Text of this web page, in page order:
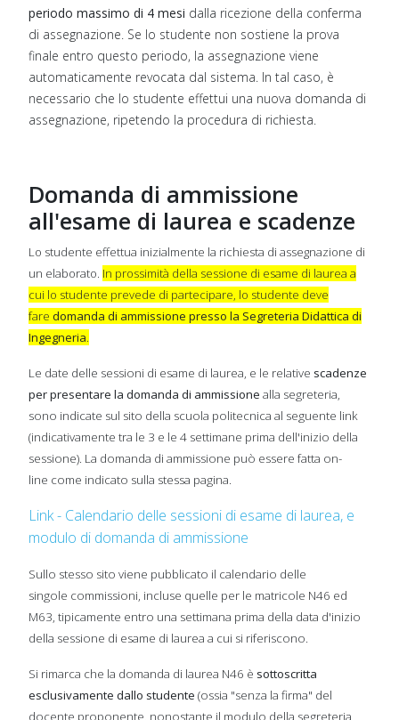
periodo massimo di 4 mesi dalla ricezione della conferma
di assegnazione. Se lo studente non sostiene la prova
finale entro questo periodo, la assegnazione viene
automaticamente revocata dal sistema. In tal caso, è
necessario che lo studente effettui una nuova domanda di
assegnazione, ripetendo la procedura di richiesta.
Domanda di ammissione
all'esame di laurea e scadenze
Lo studente effettua inizialmente la richiesta di assegnazione di
un elaborato. In prossimità della sessione di esame di laurea a
cui lo studente prevede di partecipare, lo studente deve
fare domanda di ammissione presso la Segreteria Didattica di
Ingegneria.
Le date delle sessioni di esame di laurea, e le relative scadenze
per presentare la domanda di ammissione alla segreteria,
sono indicate sul sito della scuola politecnica al seguente link
(indicativamente tra le 3 e le 4 settimane prima dell'inizio della
sessione). La domanda di ammissione può essere fatta on-
line come indicato sulla stessa pagina.
Link - Calendario delle sessioni di esame di laurea, e
modulo di domanda di ammissione
Sullo stesso sito viene pubblicato il calendario delle
singole commissioni, incluse quelle per le matricole N46 ed
M63, tipicamente entro una settimana prima della data d'inizio
della sessione di esame di laurea a cui si riferiscono.
Si rimarca che la domanda di laurea N46 è sottoscritta
esclusivamente dallo studente (ossia "senza la firma" del
docente proponente, nonostante il modulo della segreteria